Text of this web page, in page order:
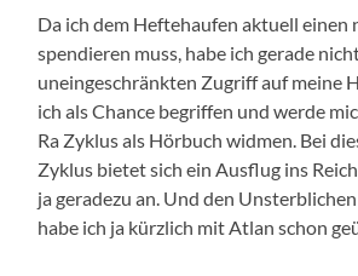
Da ich dem Heftehaufen aktuell einen
spendieren muss, habe ich gerade
uneingeschränkten Zugriff auf meine
ich als Chance begriffen und werde
Ra Zyklus als Hörbuch widmen. Bei
Zyklus bietet sich ein Ausflug ins
ja geradezu an. Und den
habe ich ja kürzlich mit Atlan schon